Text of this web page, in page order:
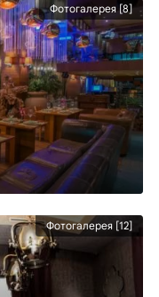
Фотогалерея [8]
Фотогалерея [12]